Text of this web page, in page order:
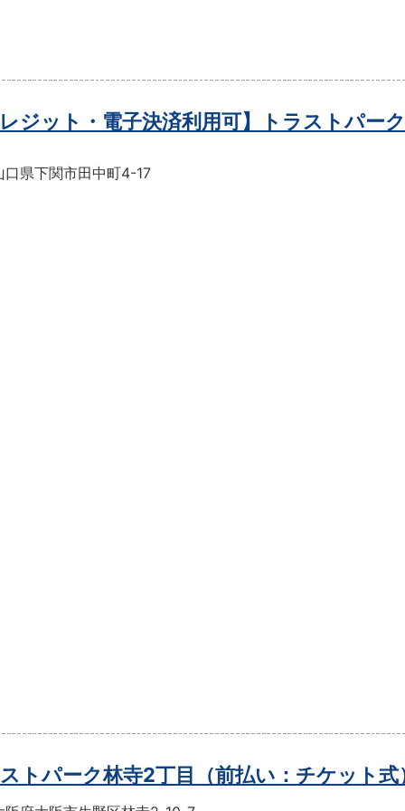
ジット・電子決済利用可】トラストパー
口県下関市田中町4-17
トパーク林寺2丁目（前払い：チケット式